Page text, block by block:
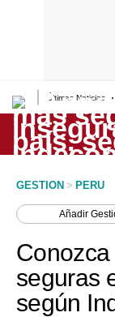
Últimas Noticias
Lo último
Peru Quiosco
Economía
Mercados
GESTION > PERU
Añadir
seguras
según